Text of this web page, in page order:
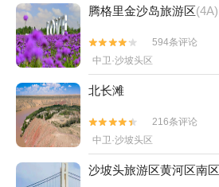
腾格里金沙岛旅游区(4A)


594条评论
中卫·沙坡头区
北长滩


216条评论
中卫·沙坡头区
沙坡头旅游区黄河区南区